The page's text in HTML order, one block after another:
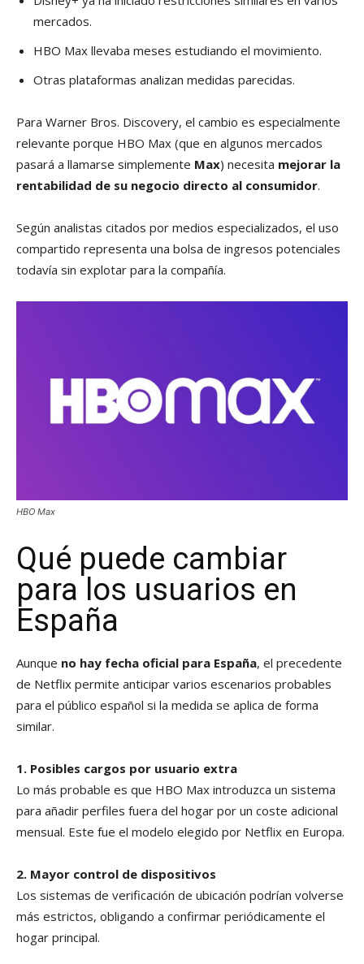
mercados.
HBO Max llevaba meses estudiando el movimiento.
Otras plataformas analizan medidas parecidas.
Para Warner Bros. Discovery, el cambio es especialmente
relevante porque HBO Max (que en algunos mercados
pasará a llamarse simplemente Max) necesita mejorar la
rentabilidad de su negocio directo al consumidor.
Según analistas citados por medios especializados, el uso
compartido representa una bolsa de ingresos potenciales
todavía sin explotar para la compañía.
HBO Max
Qué puede cambiar
para los usuarios en
España
Aunque no hay fecha oficial para España, el precedente
de Netflix permite anticipar varios escenarios probables
para el público español si la medida se aplica de forma
similar.
1. Posibles cargos por usuario extra
Lo más probable es que HBO Max introduzca un sistema
para añadir perfiles fuera del hogar por un coste adicional
mensual. Este fue el modelo elegido por Netflix en Europa.
2. Mayor control de dispositivos
Los sistemas de verificación de ubicación podrían volverse
más estrictos, obligando a confirmar periódicamente el
hogar principal.